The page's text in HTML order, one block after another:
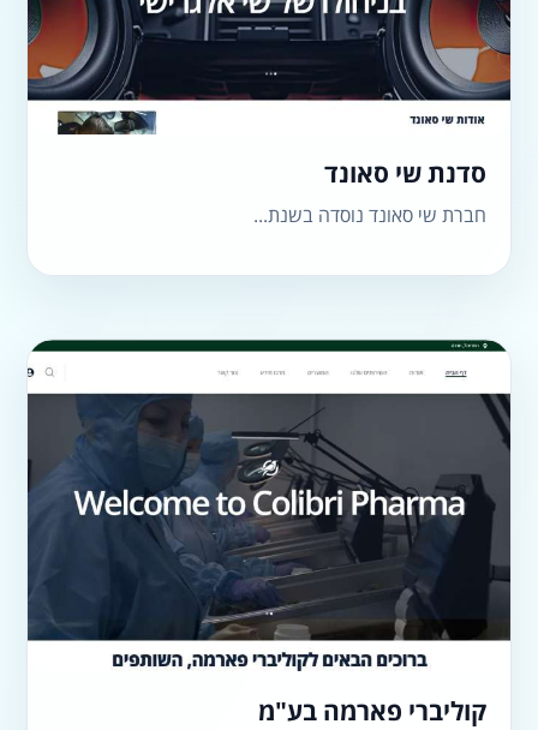
סדנת שי סאונד
חברת שי סאונד נוסדה בשנת...
קוליברי פארמה בע"מ